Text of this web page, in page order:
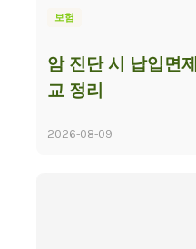
보험
암 진단 시 납입면
교 정리
2026-08-09